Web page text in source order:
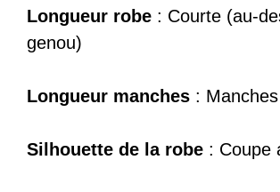
Longueur robe : Courte (au-
genou)
Longueur manches :
Silhouette de la robe : Coupe